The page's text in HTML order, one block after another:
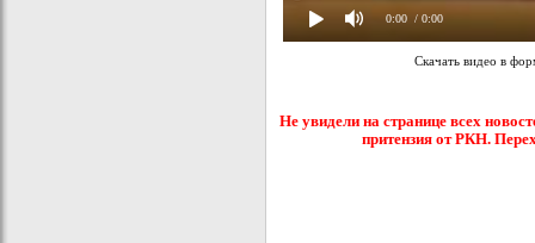
0:00 / 0:00
Скачать видео в
Не увидели на странице всех
притензия от РКН.